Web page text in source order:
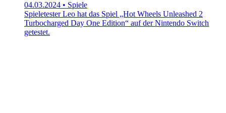
04.03.2024 • Spiele
Spieletester Leo hat das Spiel „Hot Wheels Unleashed 2
Turbocharged Day One Edition“ auf der Nintendo Switch
getestet.